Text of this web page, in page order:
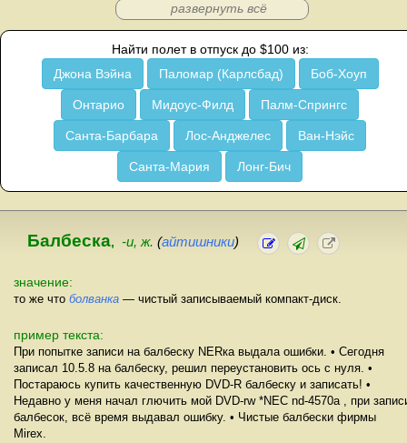
развернуть всё
Найти полет в отпуск до $100 из:
Джона Вэйна
Паломар (Карлсбад) Боб-Хоуп
Онтарио Мидоус-Филд Палм-Спрингс
Санта-Барбара Лос-Анджелес Ван-Нэйс
Санта-Мария Лонг-Бич
Балбеска, -и, ж. (айтишники)
значение:
то же что болванка — чистый записываемый компакт-диск.
пример текста:
При попытке записи на балбеску NERка выдала ошибки. • Сегодня
записал 10.5.8 на балбеску, решил переустановить ось с нуля. •
Постараюсь купить качественную DVD-R балбеску и записать! •
Недавно у меня начал глючить мой DVD-rw *NEC nd-4570a , при
балбесок, всё время выдавал ошибку. • Чистые балбески фирмы
Mirex.